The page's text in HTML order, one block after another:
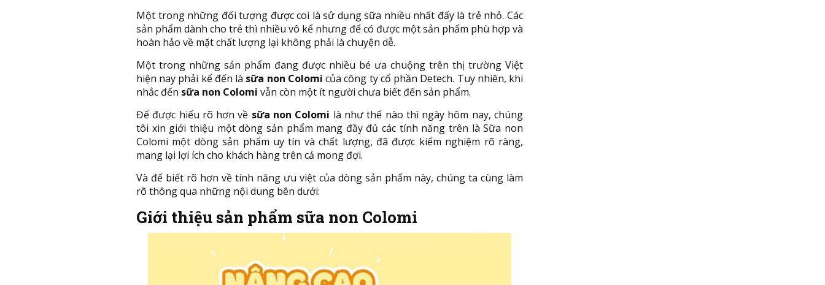
Một trong những đối tượng được coi là sử dụng sữa nhiều nhất đấy là trẻ nhỏ. Các
sản phẩm dành cho trẻ thì nhiều vô kể nhưng để có được một sản phẩm phù hợp và
hoàn hảo về mặt chất lượng lại không phải là chuyện dễ.
Một trong những sản phẩm đang được nhiều bé ưa chuộng trên thị trường Việt
hiện nay phải kể đến là sữa non Colomi của công ty cổ phần Detech. Tuy nhiên, khi
nhắc đến sữa non Colomi vẫn còn một ít người chưa biết đến sản phẩm.
Để được hiểu rõ hơn về sữa non Colomi là như thế nào thì ngày hôm nay, chúng
tôi xin giới thiệu một dòng sản phẩm mang đầy đủ các tính năng trên là Sữa non
Colomi một dòng sản phẩm uy tín và chất lượng, đã được kiểm nghiệm rõ ràng,
mang lại lợi ích cho khách hàng trên cả mong đợi.
Và để biết rõ hơn về tính năng ưu việt của dòng sản phẩm này, chúng ta cùng làm
rõ thông qua những nội dung bên dưới:
Giới thiệu sản phẩm sữa non Colomi